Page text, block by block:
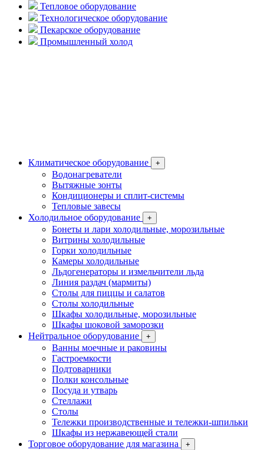
Тепловое оборудование
Технологическое оборудование
Пекарское оборудование
Промышленный холод
Климатическое оборудование +
Водонагреватели
Вытяжные зонты
Кондиционеры и сплит-системы
Тепловые завесы
Холодильное оборудование
+
Бонеты и лари холодильные, морозильные
Витрины холодильные
Горки холодильные
Камеры холодильные
Льдогенераторы и измельчители льда
Линия раздач (мармиты)
Столы для пиццы и салатов
Столы холодильные
Шкафы холодильные, морозильные
Шкафы шоковой заморозки
Нейтральное оборудование
+
Ванны моечные и раковины
Гастроемкости
Подтоварники
Полки консольные
Посуда и утварь
Стеллажи
Столы
Тележки производственные и тележки-шпильки
Шкафы из нержавеющей стали
Торговое оборудование для магазина
+